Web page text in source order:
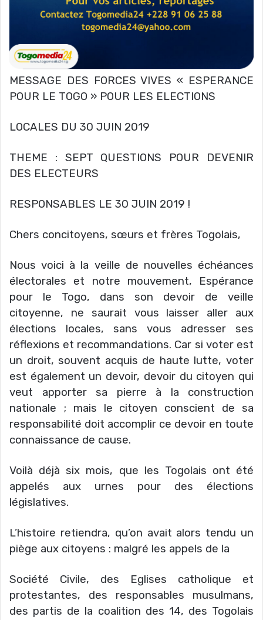
MESSAGE DES FORCES VIVES « ESPERANCE
POUR LE TOGO » POUR LES ELECTIONS
LOCALES DU 30 JUIN 2019
THEME : SEPT QUESTIONS POUR DEVENIR
DES ELECTEURS
RESPONSABLES LE 30 JUIN 2019 !
Chers concitoyens, sœurs et frères Togolais,
Nous voici à la veille de nouvelles échéances
électorales et notre mouvement, Espérance
pour le Togo, dans son devoir de veille
citoyenne, ne saurait vous laisser aller aux
élections locales, sans vous adresser ses
réflexions et recommandations. Car si voter est
un droit, souvent acquis de haute lutte, voter
est également un devoir, devoir du citoyen qui
veut apporter sa pierre à la construction
nationale ; mais le citoyen conscient de sa
responsabilité doit accomplir ce devoir en toute
connaissance de cause.
Voilà déjà six mois, que les Togolais ont été
appelés aux urnes pour des élections
législatives.
L’histoire retiendra, qu’on avait alors tendu un
piège aux citoyens : malgré les appels de la
Société Civile, des Eglises catholique et
protestantes, des responsables musulmans,
des partis de la coalition des 14, des Togolais